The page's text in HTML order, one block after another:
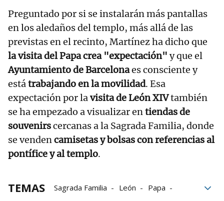
Preguntado por si se instalarán más pantallas
en los aledaños del templo, más allá de las
previstas en el recinto, Martínez ha dicho que
la visita del Papa crea "expectación" y que el
Ayuntamiento de Barcelonaes consciente y
estátrabajando en la movilidad. Esa
expectación por lavisita de León XIVtambién
se ha empezado a visualizar entiendas de
souvenirscercanas a la Sagrada Familia, donde
se vendencamisetas y bolsas con referencias al
pontífice y al templo.
TEMAS Sagrada Familia León
Papa